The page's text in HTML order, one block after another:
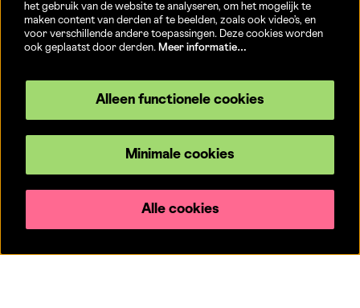
Info- en ticketbalie:
Sint-Jakobsstraat 20
dinsdag tot vrijdag 13u-17u
(Jaarlijkse sluiting van 25/12 t.e.m. 02/01 en 01/07 t.e.m.
Volg ons
het gebruik van de website te analyseren, om het mogelijk te
maken content van derden af te beelden, zoals ook video’s, en
voor verschillende andere toepassingen. Deze cookies worden
ook geplaatst door derden. Meer informatie…
Alleen functionele cookies
Minimale cookies
Alle cookies